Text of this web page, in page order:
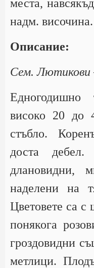
места,
надм. височина.
Описание:
Сем. Лютикови
Едногодишно
високо 20 до
стъбло.
доста
длановидни,
наделени на
Цветовете са с
понякога
гроздовидни
метлици.